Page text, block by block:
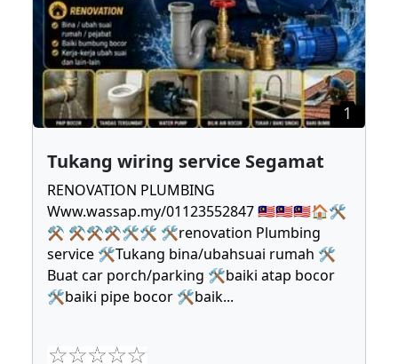
1
Tukang wiring service Segamat
RENOVATION PLUMBING
Www.wassap.my/01123552847 🇲🇾🇲🇾🇲🇾🏠🛠
⚒ ⚒⚒⚒🛠🛠 🛠renovation Plumbing
service 🛠Tukang bina/ubahsuai rumah 🛠
Buat car porch/parking 🛠baiki atap bocor
🛠baiki pipe bocor 🛠baik...